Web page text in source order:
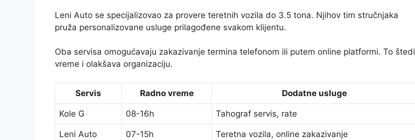
Leni Auto se specijalizovao za provere teretnih vozila do 3.5 tona. Njihov tim stručnjaka
pruža personalizovane usluge prilagođene svakom klijentu.
Oba servisa omogućavaju zakazivanje termina telefonom ili putem online platformi. To štedi
vreme i olakšava organizaciju.
Servis Radno vreme Dodatne usluge
Kole G 08-16h Tahograf servis, rate
Leni Auto 07-15h Teretna vozila, online zakazivanje